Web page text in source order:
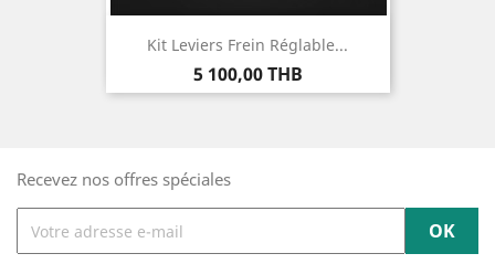
Kit Leviers Frein Réglable...
Prix
5 100,00 THB
Recevez nos offres spéciales